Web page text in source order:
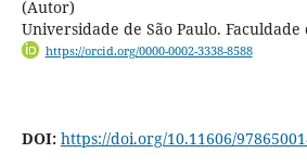
(Autor)
Universidade de São Paulo.
https://orcid.org/0000-0002-3338-8588
DOI: https://doi.org/10.11606/